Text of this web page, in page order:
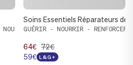
- RENFORCE
Soins Essentiels Réparateurs
GUÉRIR - NOURRIR - RENFORCER
64€72€
59€ L&G+